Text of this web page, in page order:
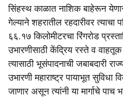
सिंहस्थ काळात नाशिक बाहेरून
गेल्याने शहरातील रहदारीवर त्याचा
६६.१७ किलोमीटरचा रिंगरोड
उभारणीसाठी केंद्रिय रस्ते व
त्यासाठी भूसंपादनाची जबाबदारी
उभारणी महाराष्ट्र पायाभूत
जाणार असून त्यांनी या मार्गाचे पाच